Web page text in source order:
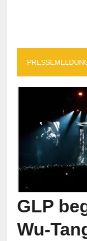
GLP
Wu-